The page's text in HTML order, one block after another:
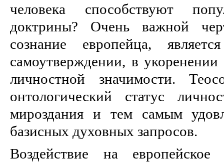
человека способствуют
доктрины? Очень важной
сознание европейца,
самоутверждении, в
личностной значимости.
онтологический статус
мироздания и тем самым
базисных духовных запросов.
Воздействие на европейское